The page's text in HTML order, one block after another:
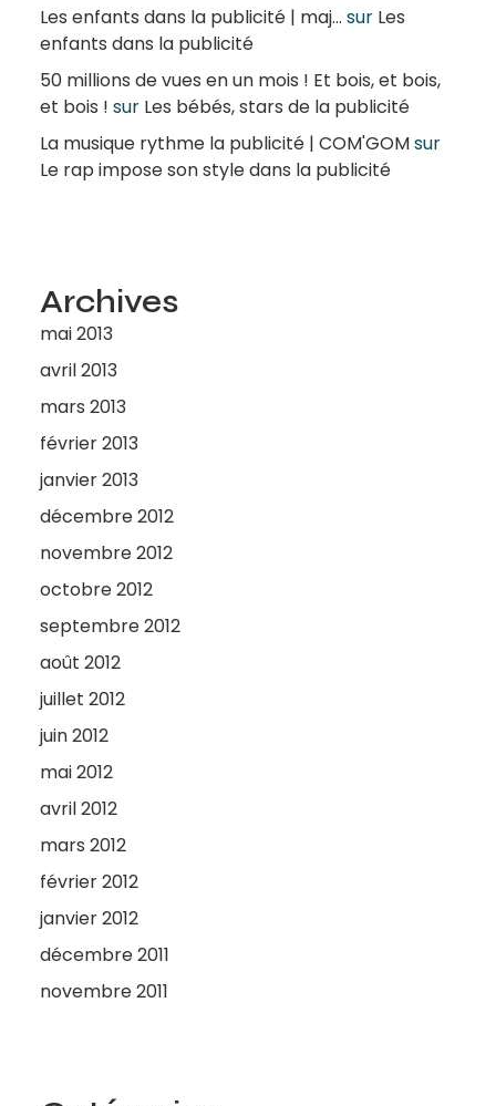
Les enfants dans la publicité | maj... sur Les
enfants dans la publicité
50 millions de vues en un mois ! Et bois, et bois,
et bois ! sur Les bébés, stars de la publicité
La musique rythme la publicité | COM'GOMsur
Le rap impose son style dans la publicité
Archives
mai 2013
avril 2013
mars 2013
février 2013
janvier 2013
décembre 2012
novembre 2012
octobre 2012
septembre 2012
août 2012
juillet 2012
juin 2012
mai 2012
avril 2012
mars 2012
février 2012
janvier 2012
décembre 2011
novembre 2011